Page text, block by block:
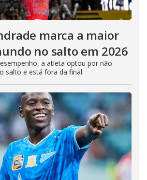
marca a maior
no salto em 2026
a atleta optou por não
salto e está fora da final